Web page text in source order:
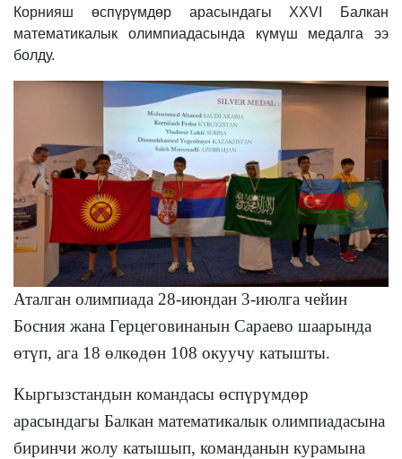
Корнияш өспүрүмдөр арасындагы XXVI Балкан
математикалык олимпиадасында күмүш медалга ээ
болду.
Аталган олимпиада 28-июндан 3-июлга чейин
Босния жана Герцеговинанын Сараево шаарында
өтүп, ага 18 өлкөдөн 108 окуучу катышты.
Кыргызстандын командасы өспүрүмдөр
арасындагы Балкан математикалык олимпиадасына
биринчи жолу катышып, команданын курамына